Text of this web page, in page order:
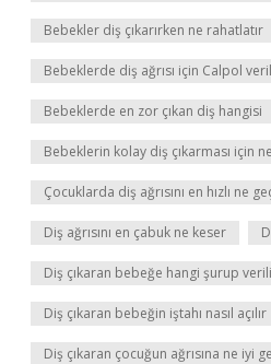
Bebekler diş çıkarırken ne rahatlatır
Bebeklerde diş ağrısı için Calpol
Bebeklerde en zor çıkan diş hangisi
Bebeklerin kolay diş çıkarması için
Çocuklarda diş ağrısını en hızlı ne
Diş ağrısını en çabuk ne keser
Diş çıkaran bebeğe hangi şurup
Diş çıkaran bebeğin iştahı nasıl açılır
Diş çıkaran çocuğun ağrısına ne iyi